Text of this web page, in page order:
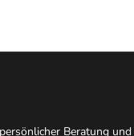
Beratung